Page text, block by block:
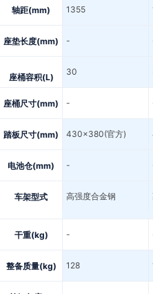
轴距(mm) 1355
座垫长度(mm) -
座桶容积(L)
30
座桶尺寸(mm) -
踏板尺寸(mm) 430x380(官方)
电池仓(mm) -
车架型式 高强度合金钢
干重(kg) -
整备质量(kg) 128